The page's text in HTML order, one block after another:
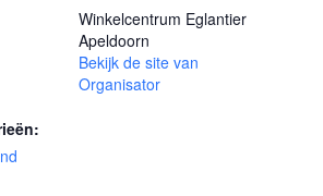
Winkelcentrum Eglantier
Apeldoorn
Bekijk de site van
Organisator